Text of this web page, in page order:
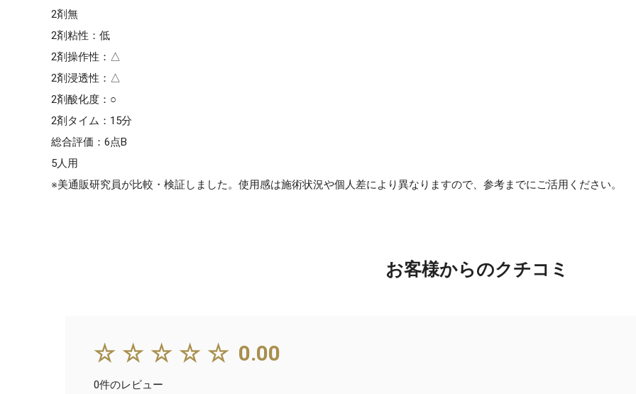
2剤無
2剤粘性：低
2剤操作性：△
2剤浸透性：△
2剤酸化度：○
2剤タイム：15分
総合評価：6点B
5人用
※美通販研究員が比較・検証しました。使用感は施術状況や個人差により異なりますので、参考までにご活用ください。
お客様からのクチコミ
☆☆☆☆☆ 0.00
0件のレビュー